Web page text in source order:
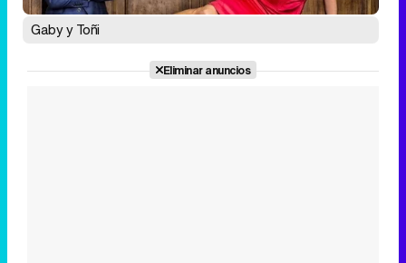
Gaby y Toñi
Eliminar anuncios